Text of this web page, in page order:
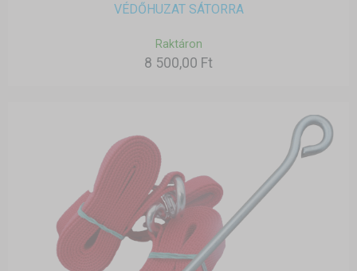
VÉDŐHUZAT SÁTORRA
Raktáron
8 500,00 Ft